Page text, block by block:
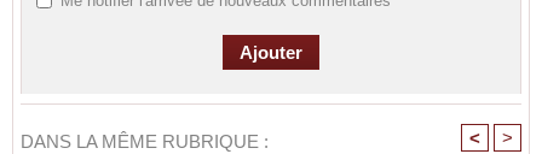
DANS LA MÊME RUBRIQUE : < >